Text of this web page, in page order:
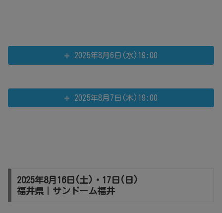
2025年8月6日(水)19:00
2025年8月7日(木)19:00
2025年8月16日(土)・17日(日)
福井県｜サンドーム福井